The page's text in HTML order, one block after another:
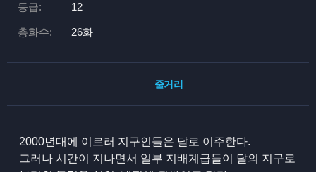
등급: 12
총화수: 26화
줄거리
2000년대에 이르러 지구인들은 달로 이주한다.
그러나 시간이 지나면서 일부 지배계급들이 달의 지구로